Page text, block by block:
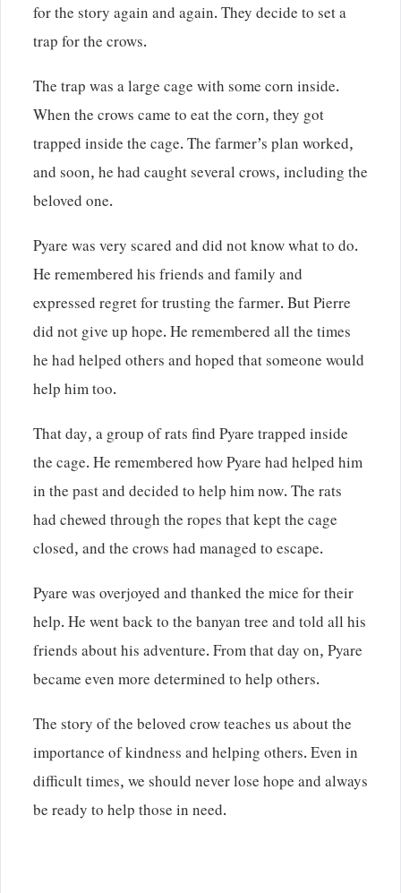
for the story again and again. They decide to set a
trap for the crows.
The trap was a large cage with some corn inside.
When the crows came to eat the corn, they got
trapped inside the cage. The farmer’s plan worked,
and soon, he had caught several crows, including the
beloved one.
Pyare was very scared and did not know what to do.
He remembered his friends and family and
expressed regret for trusting the farmer. But Pierre
did not give up hope. He remembered all the times
he had helped others and hoped that someone would
help him too.
That day, a group of rats find Pyare trapped inside
the cage. He remembered how Pyare had helped him
in the past and decided to help him now. The rats
had chewed through the ropes that kept the cage
closed, and the crows had managed to escape.
Pyare was overjoyed and thanked the mice for their
help. He went back to the banyan tree and told all his
friends about his adventure. From that day on, Pyare
became even more determined to help others.
The story of the beloved crow teaches us about the
importance of kindness and helping others. Even in
difficult times, we should never lose hope and always
be ready to help those in need.